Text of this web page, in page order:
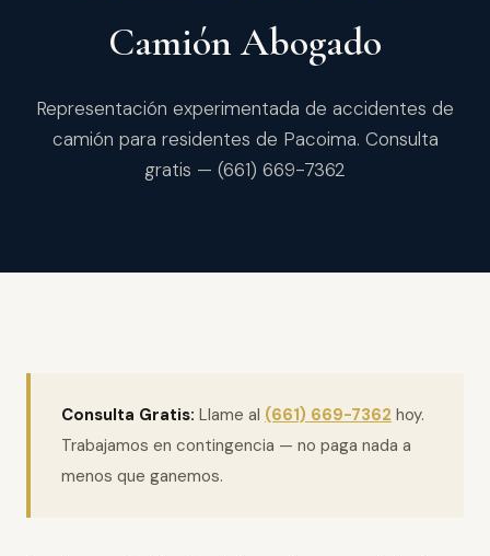
Camión Abogado
Representación experimentada de accidentes de
camión para residentes de Pacoima. Consulta
gratis — (661) 669-7362
Consulta Gratis: Llame al (661) 669-7362 hoy.
Trabajamos en contingencia — no paga nada a
menos que ganemos.